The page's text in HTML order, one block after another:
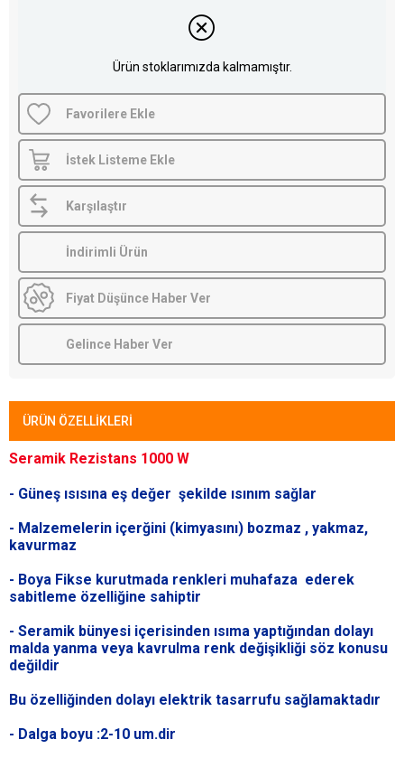
Ürün stoklarımızda kalmamıştır.
Favorilere Ekle
İstek Listeme Ekle
Karşılaştır
İndirimli Ürün
Fiyat Düşünce Haber Ver
Gelince Haber Ver
ÜRÜN ÖZELLIKLERI
Seramik Rezistans 1000 W
- Güneş ısısına eş değer şekilde ısınım sağlar
- Malzemelerin içerğini (kimyasını) bozmaz , yakmaz,
kavurmaz
- Boya Fikse kurutmada renkleri muhafaza ederek
sabitleme özelliğine sahiptir
- Seramik bünyesi içerisinden ısıma yaptığından dolayı
malda yanma veya kavrulma renk değişikliği söz konusu
değildir
Bu özelliğinden dolayı elektrik tasarrufu sağlamaktadır
- Dalga boyu :2-10 um.dir